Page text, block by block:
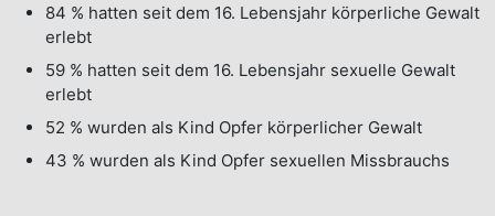
84 % hatten seit dem 16. Lebensjahr körperliche Gewalt
erlebt
59 % hatten seit dem 16. Lebensjahr sexuelle Gewalt
erlebt
52 % wurden als Kind Opfer körperlicher Gewalt
43 % wurden als Kind Opfer sexuellen Missbrauchs